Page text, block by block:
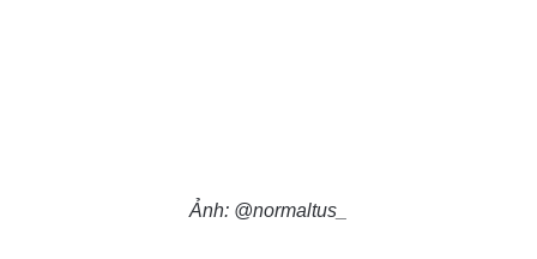
Ảnh: @normaltus_